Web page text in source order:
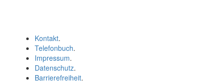
Kontakt.
Telefonbuch.
Impressum.
Datenschutz.
Barrierefreiheit.